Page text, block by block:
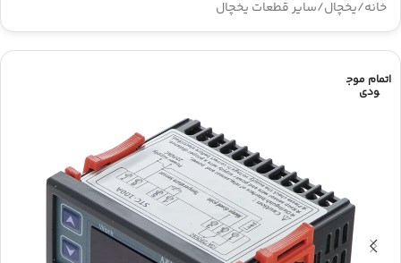
خانه/یخچال/سایر قطعات یخچال
اتمام موج
ودی